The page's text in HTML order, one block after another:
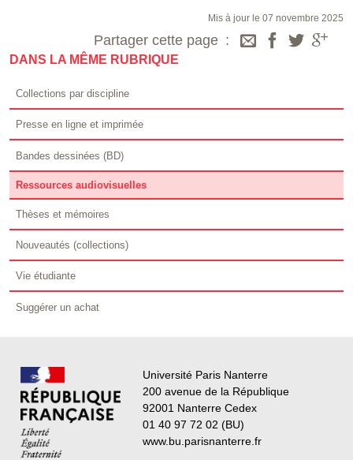
Mis à jour le 07 novembre 2025
Partager cette page
DANS LA MÊME RUBRIQUE
Collections par discipline
Presse en ligne et imprimée
Bandes dessinées (BD)
Ressources audiovisuelles
Thèses et mémoires
Nouveautés (collections)
Vie étudiante
Suggérer un achat
Université Paris Nanterre
200 avenue de la République
92001 Nanterre Cedex
01 40 97 72 02 (BU)
www.bu.parisnanterre.fr